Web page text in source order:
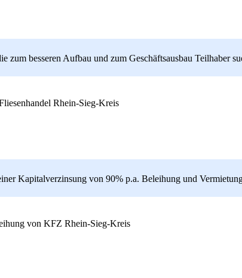
zum besseren Aufbau und zum Geschäftsausbau Teilhaber
Rhein-Sieg-Kreis
Kapitalverzinsung von 90% p.a. Beleihung und
Rhein-Sieg-Kreis